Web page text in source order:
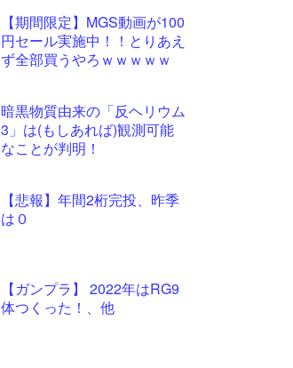
【期間限定】MGS動画が100
円セール実施中！！とりあえ
ず全部買うやろｗｗｗｗｗ
暗黒物質由来の「反ヘリウム
3」は(もしあれば)観測可能
なことが判明！
【悲報】年間2桁完投、昨季
は０
【ガンプラ】 2022年はRG9
体つくった！、他